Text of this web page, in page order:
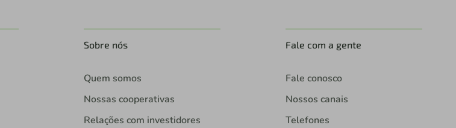
Sobre nós
Quem somos
Nossas cooperativas
Relações com investidores
Fale com a gente
Fale conosco
Nossos canais
Telefones